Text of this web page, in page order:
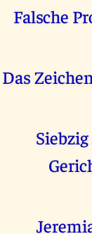
Falsche
Das